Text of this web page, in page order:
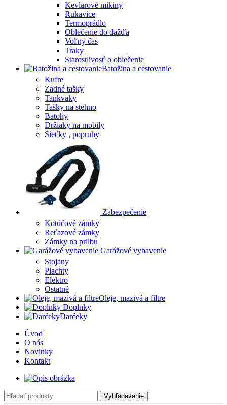
Kevlarové mikiny
Rukavice
Termoprádlo
Oblečenie do dažďa
Voľný čas
Traky
Starostlivosť o oblečenie
Batožina a cestovanie
Kufre
Zadné tašky
Tankvaky
Tašky na stehno
Batohy
Držiaky na mobily
Sieťky , popruhy
Zabezpečenie
Kotúčové zámky
Reťazové zámky
Zámky na prilbu
Garážové vybavenie
Stojany
Plachty
Elektro
Ostatné
Oleje, mazivá a filtre
Doplnky
Darčeky
Úvod
O nás
Novinky
Kontakt
Vyhľadávanie